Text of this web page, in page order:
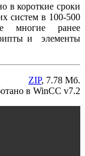
в короткие сроки
систем в 100-500
многие ранее
и элементы
ZIP, 7.78 Мб.
в WinCC v7.2